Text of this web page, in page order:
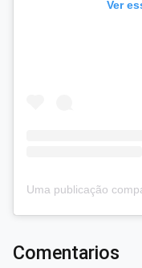
Ver
Comentarios